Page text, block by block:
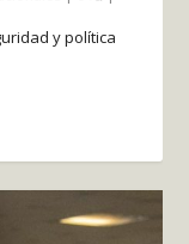
y política